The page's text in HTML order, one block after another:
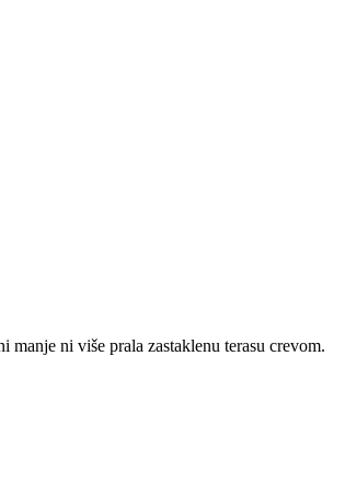
ni više prala zastaklenu terasu crevom.